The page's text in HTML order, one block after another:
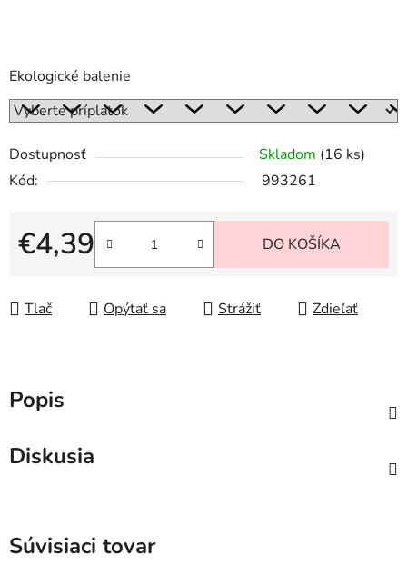
Ekologické balenie
Dostupnosť Skladom (16 ks)
Kód:
993261
€4,39
Jednotková cena:
DO KOŠÍKA
Tlač Opýtať sa Strážiť Zdieľať
Popis
Diskusia
Súvisiaci tovar